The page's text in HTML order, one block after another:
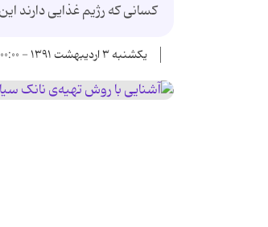
کسانی که رژیم غذایی دارند
یکشنبه ۳ اردیبهشت ۱۳۹۱ - ۰۰:۰۰